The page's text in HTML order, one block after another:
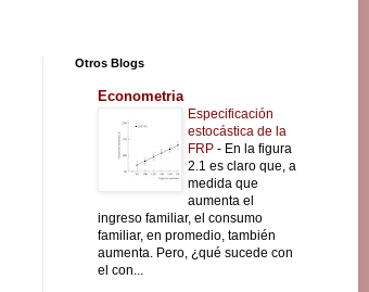
Otros Blogs
Econometria
Especificación
estocástica de la
FRP - En la figura
2.1 es claro que, a
medida que
aumenta el
ingreso familiar, el consumo
familiar, en promedio, también
aumenta. Pero, ¿qué sucede con
el con...